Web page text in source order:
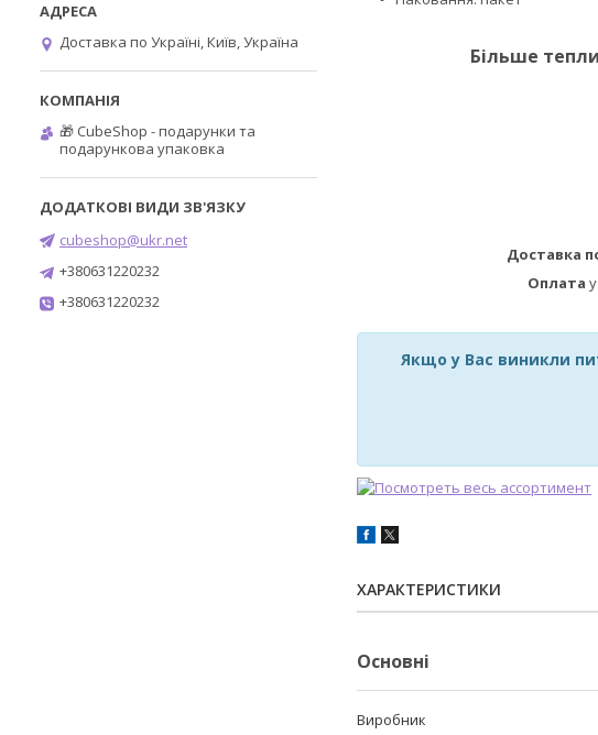
Більше
Доставка
Оплата
Якщо у Вас виникли
ХАРАКТЕРИСТИКИ
Основні
Виробник
Доставка по Україні, Київ, Україна
🎁 CubeShop - подарунки та
подарункова упаковка
cubeshop@ukr.net
+380631220232
+380631220232